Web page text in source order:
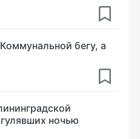
бегу, а
ночью